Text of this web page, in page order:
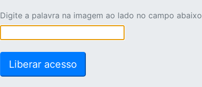
Digite a palavra na imagem ao lado no campo abaixo